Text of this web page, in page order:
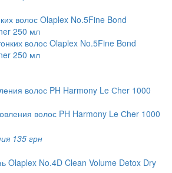
волос Olaplex No.5Fine Bond
250 мл
волос PH Harmony Le Сher 1000
135 грн
Olaplex No.4D Clean Volume Detox Dry